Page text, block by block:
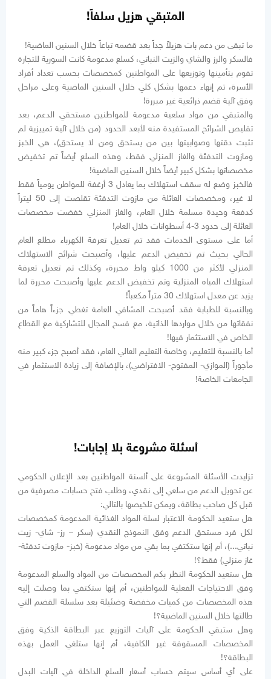
المتبقي هزيل سلفاً!
ما تبقى من دعم بات هزيلاً جداً بعد قضمه تباعاً خلال السنين الماضية!
فالسكر والرز والشاي والزيت النباتي، كسلع مدعومة كانت السورية للتجارة
تقوم بتأمينها وتوزيعها على المواطنين كمخصصات بحسب تعداد أفراد
الأسرة، تم إنهاء دعمها بشكل كلي خلال السنين الماضية وعلى مراحل
وفق آلية قضم ذرائعية غير مبررة!
والمتبقي من مواد سلعية مدعومة للمواطنين مستحقي الدعم، بعد
تقليص الشرائح المستفيدة منه لأبعد الحدود (من خلال آلية تمييزية لم
تثبت دقتها وصوابيتها بين من يستحق ومن لا يستحق)، هي الخبز
ومازوت التدفئة والغاز المنزلي فقط، وهذه السلع أيضاً تم تخفيض
مخصصاتها بشكل كبير أيضاً خلال السنين الماضية!
فالخبز وضع له سقف استهلاك بما يعادل 3 أرغفة للمواطن يومياً فقط
لا غير، ومخصصات العائلة من مازوت التدفئة تقلصت إلى 50 ليتراً
كدفعة وحيدة مسلمة خلال العام، والغاز المنزلي خفضت مخصصات
العائلة إلى حدود 3-4 أسطوانات خلال العام!
أما على مستوى الخدمات فقد تم تعديل تعرفة الكهرباء مطلع العام
الحالي بحيث تم تخفيض الدعم عليها، وأصبحت شرائح الاستهلاك
المنزلي لأكثر من 1000 كيلو واط محررة، وكذلك تم تعديل تعرفة
استهلاك المياه المنزلية وتم تخفيض الدعم عليها وأصبحت محررة لما
يزيد عن معدل استهلاك 30 متراً مكعباً!
وبالنسبة للطبابة فقد أصبحت المشافي العامة تغطي جزءاً هاماً من
نفقاتها من خلال مواردها الذاتية، مع فسح المجال للتشاركية مع القطاع
الخاص في الاستثمار فيها!
أما بالنسبة للتعليم، وخاصة التعليم العالي العام، فقد أصبح جزء كبير منه
مأجوراً (الموازي- المفتوح- الافتراضي)، بالإضافة إلى زيادة الاستثمار في
الجامعات الخاصة!
أسئلة مشروعة بلا إجابات!
تزايدت الأسئلة المشروعة على ألسنة المواطنين بعد الإعلان الحكومي
عن تحويل الدعم من سلعي إلى نقدي، وطلب فتح حسابات مصرفية من
قبل كل صاحب بطاقة، ويمكن تلخيصها بالتالي:
هل ستعيد الحكومة الاعتبار لسلة المواد الغذائية المدعومة كمخصصات
لكل فرد مستحق الدعم وفق النموذج النقدي (سكر – رز- شاي- زيت
نباتي...)، أم إنها ستكتفي بما بقي من مواد مدعومة (خبز- مازوت تدفئة-
غاز منزلي) فقط؟!
هل ستعيد الحكومة النظر بكم المخصصات من المواد والسلع المدعومة
وفق الاحتياجات الفعلية للمواطنين، أم إنها ستكتفي بما وصلت إليه
هذه المخصصات من كميات مخفضة وضئيلة بعد سلسلة القضم التي
طالتها خلال السنين الماضية؟!
وهل ستبقي الحكومة على آليات التوزيع عبر البطاقة الذكية وفق
المخصصات المسقوفة غير الكافية، أم إنها ستلغي العمل بهذه
البطاقة؟!
على أي أساس سيتم حساب أسعار السلع الداخلة في آليات البدل